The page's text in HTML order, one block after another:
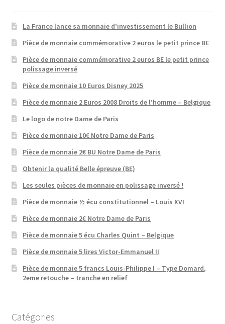
La France lance sa monnaie d’investissement le Bullion
Pièce de monnaie commémorative 2 euros le petit prince BE
Pièce de monnaie commémorative 2 euros BE le petit prince
polissage inversé
Pièce de monnaie 10 Euros Disney 2025
Pièce de monnaie 2 Euros 2008 Droits de l’homme – Belgique
Le logo de notre Dame de Paris
Pièce de monnaie 10€ Notre Dame de Paris
Pièce de monnaie 2€ BU Notre Dame de Paris
Obtenir la qualité Belle épreuve (BE)
Les seules pièces de monnaie en polissage inversé !
Pièce de monnaie ½ écu constitutionnel – Louis XVI
Pièce de monnaie 2€ Notre Dame de Paris
Pièce de monnaie 5 écu Charles Quint – Belgique
Pièce de monnaie 5 lires Victor-Emmanuel II
Pièce de monnaie 5 francs Louis-Philippe I – Type Domard,
2eme retouche – tranche en relief
Catégories